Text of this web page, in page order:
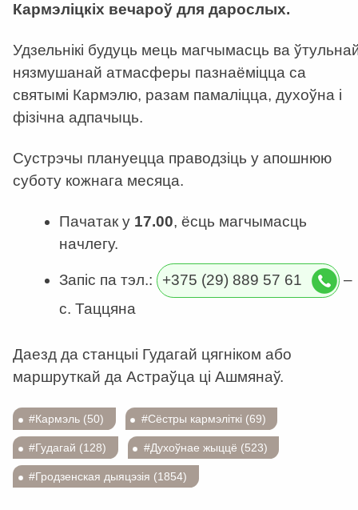
Кармэліцкіх вечароў для дарослых.
Удзельнікі будуць мець магчымасць ва
нязмушанай атмасферы пазнаёміцца са
святымі Кармэлю, разам памаліцца, духоўна і
фізічна адпачыць.
Сустрэчы плануецца праводзіць у апошнюю
суботу кожнага месяца.
Пачатак у 17.00, ёсць магчымасць
начлегу.
Запіс па тэл.: +375 (29) 889 57 61
–
с. Таццяна
Даезд да станцыі Гудагай цягніком або
маршруткай да Астраўца ці Ашмянаў.
#Кармэль (50) #Сёстры кармэліткі (69)
#Гудагай (128) #Духоўнае жыццё (523)
#Гродзенская дыяцэзія (1854)